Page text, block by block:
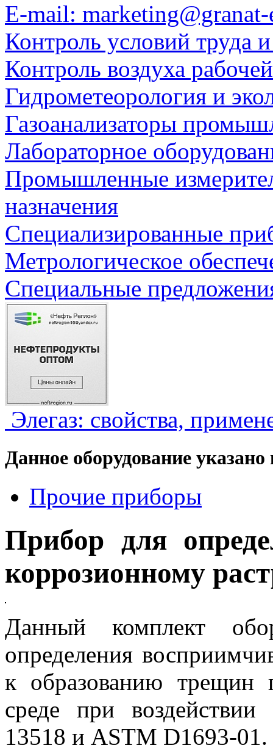
E-mail:
Контроль условий труда
Контроль воздуха
Гидрометеорология и
Газоанализаторы
Лабораторное
Промышленные
назначения
Специализированные
Метрологическое
Специальные
Элегаз: свойства,
Данное оборудование
Прочие приборы
Прибор для
коррозионному
Данный комплект
определения
к образованию трещин
среде при
13518 и ASTM D1693-01.